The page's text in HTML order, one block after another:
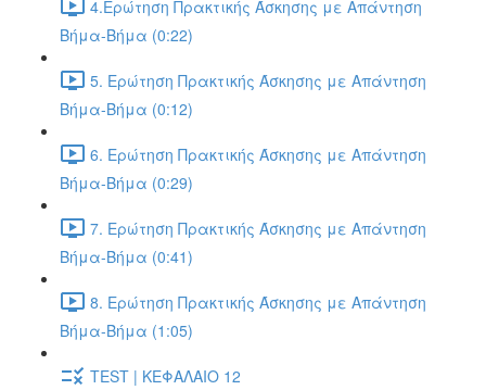
4.Ερώτηση Πρακτικής Άσκησης με Απάντηση
Βήμα-Βήμα (0:22)
5. Ερώτηση Πρακτικής Άσκησης με Απάντηση
Βήμα-Βήμα (0:12)
6. Ερώτηση Πρακτικής Άσκησης με Απάντηση
Βήμα-Βήμα (0:29)
7. Ερώτηση Πρακτικής Άσκησης με Απάντηση
Βήμα-Βήμα (0:41)
8. Ερώτηση Πρακτικής Άσκησης με Απάντηση
Βήμα-Βήμα (1:05)
TEST | ΚΕΦΑΛΑΙΟ 12